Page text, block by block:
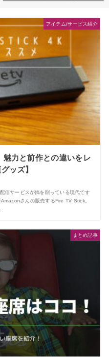
アイテム/サービス紹介
力と前作との違いをレ
ッズ】
信サービスが鎬を削っている現代です
さんの販売するFire TV Stick。
まとめ記事